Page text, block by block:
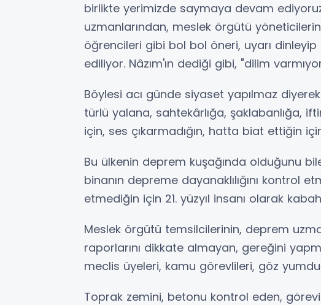
birlikte yerimizde saymaya devam
uzmanlarından, meslek örgütü
öğrencileri gibi bol bol öneri, uyarı
ediliyor. Nâzım'ın dediği gibi, "dilim
Böylesi acı günde siyaset yapılmaz
türlü yalana, sahtekârlığa, şaklabanlığa,
için, ses çıkarmadığın, hatta biat ettiğin
Bu ülkenin deprem kuşağında olduğunu
binanın depreme dayanaklılığını kontrol
etmediğin için 21. yüzyıl insanı olarak
Meslek örgütü temsilcilerinin, deprem
raporlarını dikkate almayan, gereğini
meclis üyeleri, kamu görevlileri, göz
Toprak zemini, betonu kontrol eden,